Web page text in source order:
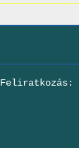
Feliratkozás: